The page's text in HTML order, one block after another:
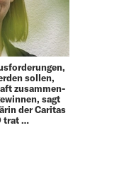
sollen,
zusammen­
sagt
der Caritas
trat …